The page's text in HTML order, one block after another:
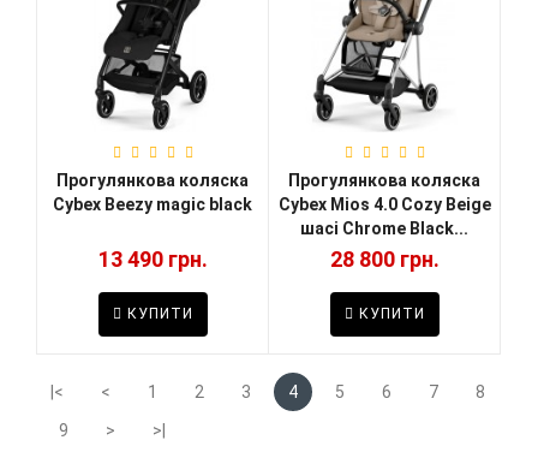
Прогулянкова коляска
Cybex Beezy magic black
13 490 грн.
КУПИТИ
Прогулянкова коляска
Cybex Mios 4.0 Cozy Beige
шасі Chrome Black...
28 800 грн.
КУПИТИ
|< < 1 2 3 4 5 6 7
8
9
>
>|